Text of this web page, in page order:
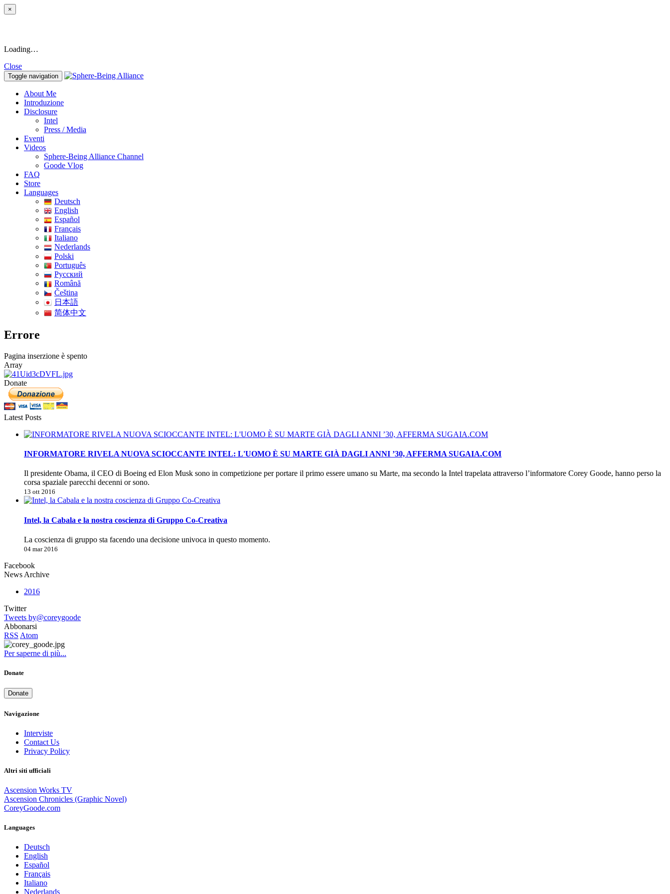
×
Loading…
Close
Toggle navigation
About Me
Introduzione
Disclosure
Intel
Press / Media
Eventi
Videos
Sphere-Being Alliance Channel
Goode Vlog
FAQ
Store
Languages
Deutsch
English
Español
Français
Italiano
Nederlands
Polski
Português
Pусский
Română
Čeština
日本語
简体中文
Errore
Pagina inserzione è spento
Array
Donate
Latest Posts
INFORMATORE RIVELA NUOVA SCIOCCANTE INTEL: L'UOMO È SU MARTE GIÀ DAGLI ANNI ’30, AFFERMA SUGAIA.COM
Il presidente Obama, il CEO di Boeing ed Elon Musk sono in competizione per portare il primo essere umano su Marte, ma secondo la Intel trapelata attraverso l’informatore Corey Goode, hanno perso la
corsa spaziale parecchi decenni or sono.
13 ott 2016
Intel, la Cabala e la nostra coscienza di Gruppo Co-Creativa
La coscienza di gruppo sta facendo una decisione univoca in questo momento.
04 mar 2016
Facebook
News Archive
2016
Twitter
Tweets by@coreygoode
Abbonarsi
RSS Atom
Per saperne di più...
Donate
Donate
Navigazione
Interviste
Contact Us
Privacy Policy
Altri siti ufficiali
Ascension Works TV
Ascension Chronicles (Graphic Novel)
CoreyGoode.com
Languages
Deutsch
English
Español
Français
Italiano
Nederlands